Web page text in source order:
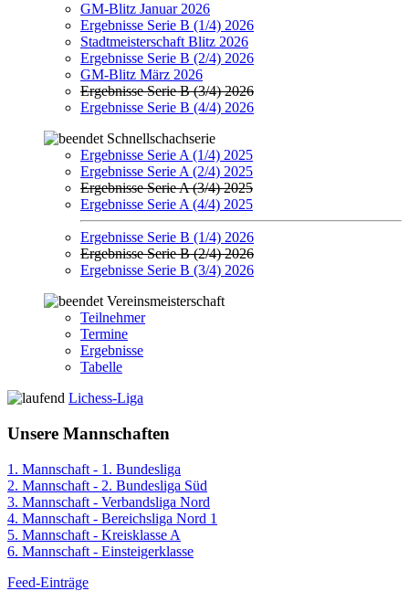
GM-Blitz Januar 2026
Ergebnisse Serie B (1/4) 2026
Stadtmeisterschaft Blitz 2026
Ergebnisse Serie B (2/4) 2026
GM-Blitz März 2026
Ergebnisse Serie B (3/4) 2026
Ergebnisse Serie B (4/4) 2026
Schnellschachserie
Ergebnisse Serie A (1/4) 2025
Ergebnisse Serie A (2/4) 2025
Ergebnisse Serie A (3/4) 2025
Ergebnisse Serie A (4/4) 2025
Ergebnisse Serie B (1/4) 2026
Ergebnisse Serie B (2/4) 2026
Ergebnisse Serie B (3/4) 2026
Vereinsmeisterschaft
Teilnehmer
Termine
Ergebnisse
Tabelle
Lichess-Liga
Unsere Mannschaften
1. Mannschaft - 1. Bundesliga
2. Mannschaft - 2. Bundesliga Süd
3. Mannschaft - Verbandsliga Nord
4. Mannschaft - Bereichsliga Nord 1
5. Mannschaft - Kreisklasse A
6. Mannschaft - Einsteigerklasse
Feed-Einträge